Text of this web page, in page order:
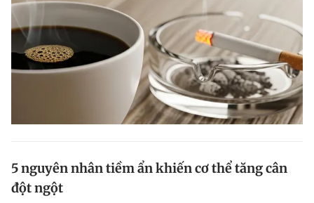
5 nguyên nhân tiềm ẩn khiến cơ thể tăng cân
đột ngột